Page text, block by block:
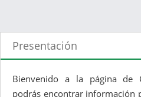
Presentación
Bienvenido a la página de
podrás encontrar información